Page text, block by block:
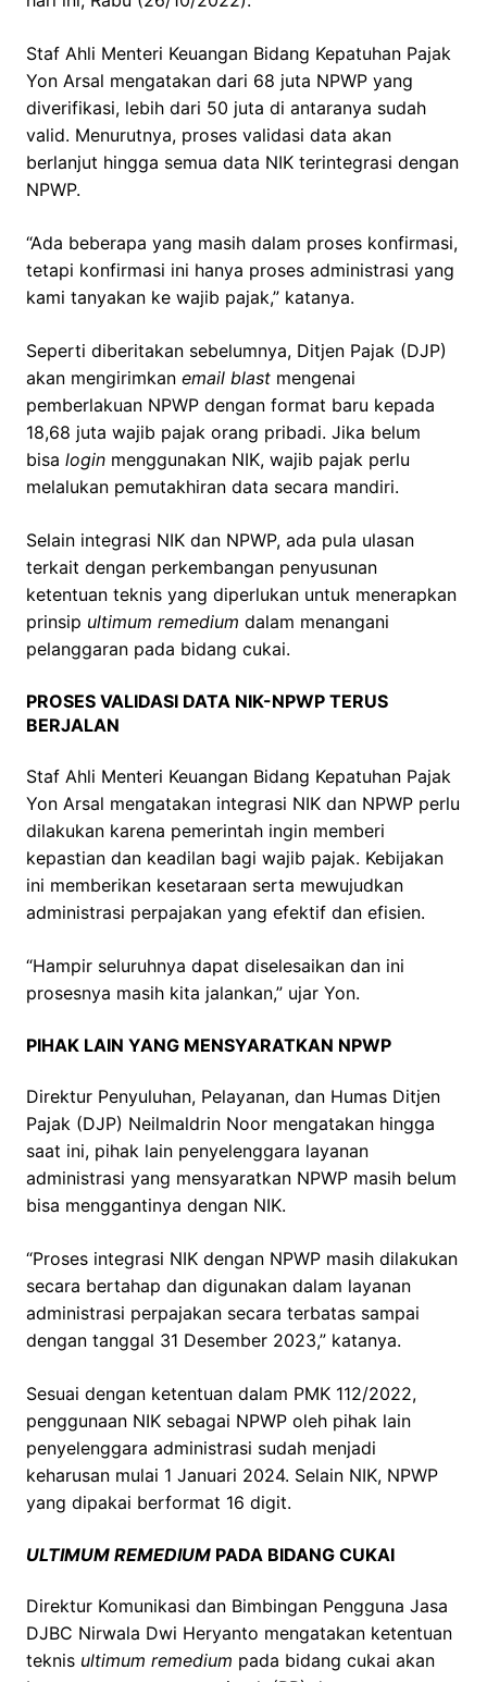
Staf Ahli Menteri Keuangan Bidang Kepatuhan Pajak
Yon Arsal mengatakan dari 68 juta NPWP yang
diverifikasi, lebih dari 50 juta di antaranya sudah
valid. Menurutnya, proses validasi data akan
berlanjut hingga semua data NIK terintegrasi dengan
NPWP.
“Ada beberapa yang masih dalam proses konfirmasi,
tetapi konfirmasi ini hanya proses administrasi yang
kami tanyakan ke wajib pajak,” katanya.
Seperti diberitakan sebelumnya, Ditjen Pajak (DJP)
akan mengirimkan email blast mengenai
pemberlakuan NPWP dengan format baru kepada
18,68 juta wajib pajak orang pribadi. Jika belum
bisa login menggunakan NIK, wajib pajak perlu
melalukan pemutakhiran data secara mandiri.
Selain integrasi NIK dan NPWP, ada pula ulasan
terkait dengan perkembangan penyusunan
ketentuan teknis yang diperlukan untuk menerapkan
prinsip ultimum remedium dalam menangani
pelanggaran pada bidang cukai.
PROSES VALIDASI DATA NIK-NPWP TERUS
BERJALAN
Staf Ahli Menteri Keuangan Bidang Kepatuhan Pajak
Yon Arsal mengatakan integrasi NIK dan NPWP perlu
dilakukan karena pemerintah ingin memberi
kepastian dan keadilan bagi wajib pajak. Kebijakan
ini memberikan kesetaraan serta mewujudkan
administrasi perpajakan yang efektif dan efisien.
“Hampir seluruhnya dapat diselesaikan dan ini
prosesnya masih kita jalankan,” ujar Yon.
PIHAK LAIN YANG MENSYARATKAN NPWP
Direktur Penyuluhan, Pelayanan, dan Humas Ditjen
Pajak (DJP) Neilmaldrin Noor mengatakan hingga
saat ini, pihak lain penyelenggara layanan
administrasi yang mensyaratkan NPWP masih belum
bisa menggantinya dengan NIK.
“Proses integrasi NIK dengan NPWP masih dilakukan
secara bertahap dan digunakan dalam layanan
administrasi perpajakan secara terbatas sampai
dengan tanggal 31 Desember 2023,” katanya.
Sesuai dengan ketentuan dalam PMK 112/2022,
penggunaan NIK sebagai NPWP oleh pihak lain
penyelenggara administrasi sudah menjadi
keharusan mulai 1 Januari 2024. Selain NIK, NPWP
yang dipakai berformat 16 digit.
ULTIMUM REMEDIUM PADA BIDANG CUKAI
Direktur Komunikasi dan Bimbingan Pengguna Jasa
DJBC Nirwala Dwi Heryanto mengatakan ketentuan
teknis ultimum remedium pada bidang cukai akan